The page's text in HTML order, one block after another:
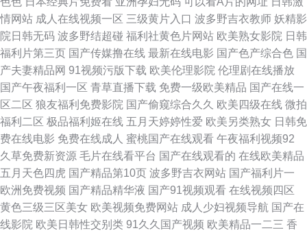
院 欧美精品色偷 成人快手AV 中文字幕网91 狼人干大香蕉 91搜索结果-尤物
网 欧美性性狂猛 A级黄色视频日本道 午夜黑丝av 九一制作天麻传媒免 91社
国产免费 日韩性爱免费视频 精东AV黄色传媒 东京热男人的天堂社区 怡红院
香蕉网 精东传媒A级毛 91精彩视频 日韩A片高清无码 成人污污污视频 亚洲
品质自拍视频网站 狠狠操狠狠爱 av在线播放网址页 偷拍第13页 欧美日韩黄
色网 影音先锋色情资源 久久这里只精品6 中文字幕蜜臀无码久久 蜜桃臀后入
AV 91首页福利 日韩另类专区 浮力影院屁屁 午夜片第一页 爱豆传媒操片 海
情网站 成人在线视频一区 三级黄片入口 波多野吉衣教师 妖精影
院日韩无码 波多野结超碰 福利社黄色片网站 欧美熟女影院 日韩
福利片第三页 国产传媒撸在线 最新在线电影 国产色产综合色 国
产夫妻精品网 91视频污版下载 欧美伦理影院 伦理剧在线播放
国产午夜福利一区 青草直播下载 免费一级欧美精品 国产在线一
区二区 狼友福利免费影院 国产偷窥综合久久 欧美四级在线 微拍
福利二区 极品福利姬在线 五月天婷婷性爱 欧美另类熟女 日韩免
费在线电影 免费在线成人 蜜桃国产在线观看 午夜福利视频92
久草免费新资源 毛片在线看平台 国产在线观看的 在线欧美精品
五月天色四虎 国产精品第10页 波多野吉衣网站 国产福利片一
欧洲免费视频 国产精品精华液 国产91视频观看 在线视频四区
黄色三级三区美女 欧美视频免费网站 成人少妇视频导航 国产在
线影院 欧美日韩性交别类 91久久国产视频 欧美精品一二三 香